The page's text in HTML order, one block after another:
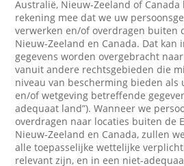
Australië, Nieuw-Zeeland of
rekening mee dat we uw
verwerken en/of overdragen buiten
Nieuw-Zeeland en Canada. Dat kan
gegevens worden overgebracht
vanuit andere rechtsgebieden die
niveau van bescherming bieden als
en/of wetgeving betreffende
adequaat land”). Wanneer we
overdragen naar locaties buiten de
Nieuw-Zeeland en Canada, zullen
alle toepasselijke wettelijke
relevant zijn, en in een niet-